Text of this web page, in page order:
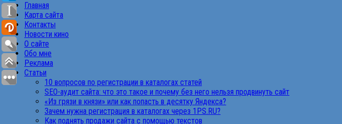
Главная
Карта сайта
Контакты
Новости кино
О сайте
Обо мне
Реклама
Статьи
10 вопросов по регистрации в каталогах статей
SEO-аудит сайта: что это такое и почему без него нельзя продвинуть сайт
«Из грязи в князи» или как попасть в десятку Яндекса?
Зачем нужна регистрация в каталогах через 1PS.RU?
Как поднять продажи сайта с помощью текстов